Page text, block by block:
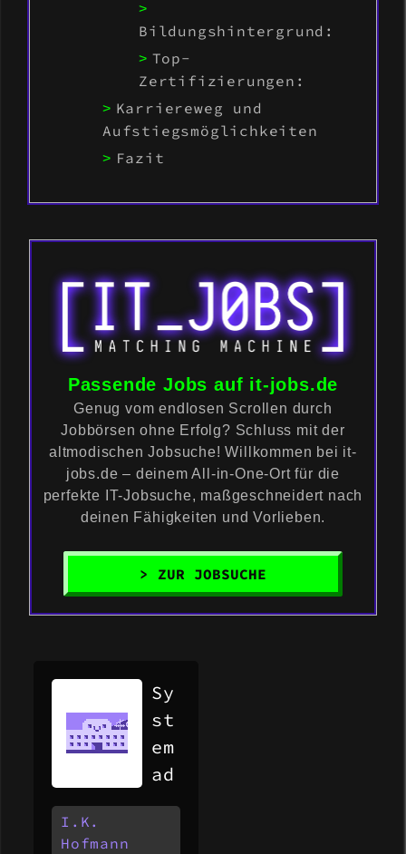
Bildungshintergrund:
Top-
Zertifizierungen:
Karriereweg und
Aufstiegsmöglichkeiten
Fazit
Passende Jobs auf it-jobs.de
Genug vom endlosen Scrollen durch
Jobbörsen ohne Erfolg? Schluss mit der
altmodischen Jobsuche! Willkommen bei it-
jobs.de – deinem All-in-One-Ort für die
perfekte IT-Jobsuche, maßgeschneidert nach
deinen Fähigkeiten und Vorlieben.
> ZUR JOBSUCHE
Sy
st
em
ad
mi
I.K.
Hofmann